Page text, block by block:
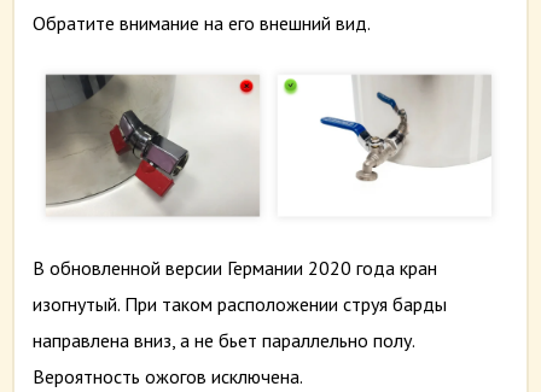
Обратите внимание на его внешний вид.
В обновленной версии Германии 2020 года кран
изогнутый. При таком расположении струя барды
направлена вниз, а не бьет параллельно полу.
Вероятность ожогов исключена.